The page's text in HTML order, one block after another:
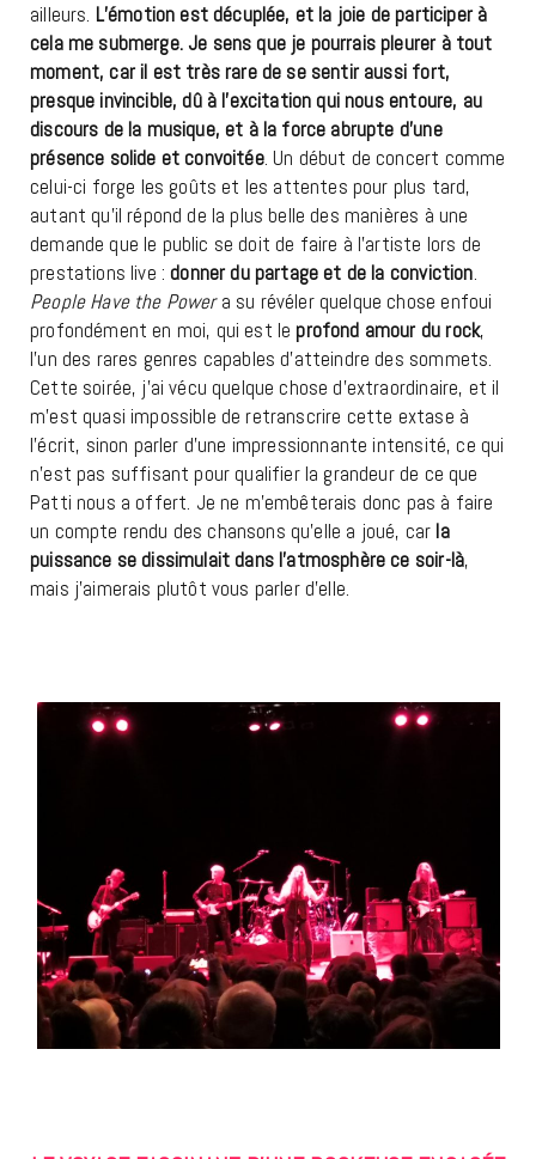
ailleurs. L’émotion est décuplée, et la joie de participer à
cela me submerge. Je sens que je pourrais pleurer à tout
moment, car il est très rare de se sentir aussi fort,
presque invincible, dû à l’excitation qui nous entoure, au
discours de la musique, et à la force abrupte d’une
présence solide et convoitée. Un début de concert comme
celui-ci forge les goûts et les attentes pour plus tard,
autant qu’il répond de la plus belle des manières à une
demande que le public se doit de faire à l’artiste lors de
prestations live : donner du partage et de la conviction.
People Have the Powera su révéler quelque chose enfoui
profondément en moi, qui est le profond amour du rock,
l’un des rares genres capables d’atteindre des sommets.
Cette soirée, j’ai vécu quelque chose d’extraordinaire, et il
m’est quasi impossible de retranscrire cette extase à
l’écrit, sinon parler d’une impressionnante intensité, ce qui
n’est pas suffisant pour qualifier la grandeur de ce que
Patti nous a offert. Je ne m’embêterais donc pas à faire
un compte rendu des chansons qu’elle a joué, car la
puissance se dissimulait dans l’atmosphère ce soir-là,
mais j’aimerais plutôt vous parler d’elle.